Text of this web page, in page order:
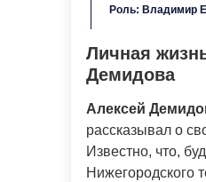
Роль: Владимир
Личная
Демидова
Алексей
рассказывал о
Известно, что,
Нижегородского